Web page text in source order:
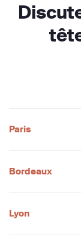
Paris
Bordeaux
Lyon